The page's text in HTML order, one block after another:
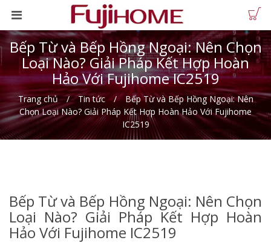
Bếp Từ và Bếp Hồng Ngoại: Nên Chọn
Loại Nào? Giải Pháp Kết Hợp Hoàn
Hảo Với Fujihome IC2519
Trang chủ Tin tức
Bếp Từ và Bếp Hồng Ngoại: Nên
Chọn Loại Nào? Giải Pháp Kết Hợp Hoàn Hảo Với Fujihome
IC2519
Bếp Từ và Bếp Hồng Ngoại: Nên Chọn
Loại Nào? Giải Pháp Kết Hợp Hoàn
Hảo Với Fujihome IC2519